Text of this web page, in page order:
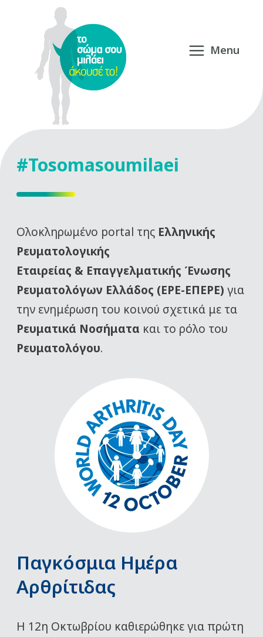
#Tosomasoumilaei
Oλοκληρωμένο portal της Ελληνικής
Ρευματολογικής
Εταιρείας & Επαγγελματικής Ένωσης
Ρευματολόγων Ελλάδος (ΕΡΕ-ΕΠΕΡΕ) για
την ενημέρωση του κοινού σχετικά με τα
Ρευματικά Νοσήματα και το ρόλο του
Ρευματολόγου.
Παγκόσμια Ημέρα
Αρθρίτιδας
Η 12η Οκτωβρίου καθιερώθηκε για πρώτη